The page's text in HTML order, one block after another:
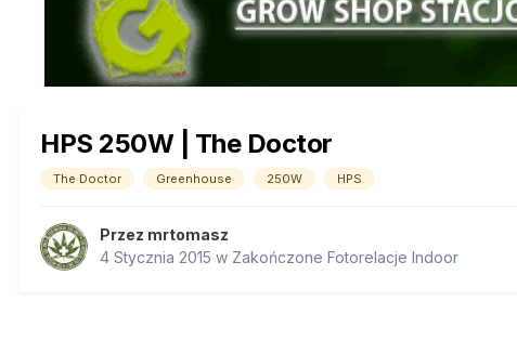
HPS 250W | The Doctor
The Doctor Greenhouse 250W HPS
Przez mrtomasz
4 Stycznia 2015 w Zakończone Fotorelacje Indoor